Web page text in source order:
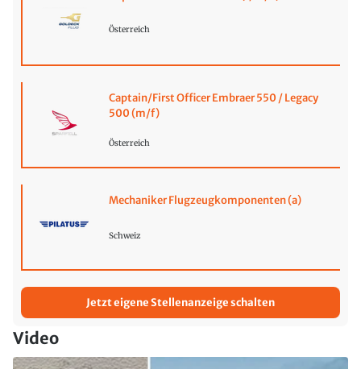
Österreich
Captain/First Officer Embraer 550 / Legacy
500 (m/f)
Österreich
Mechaniker Flugzeugkomponenten (a)
Schweiz
Jetzt eigene Stellenanzeige schalten
Video